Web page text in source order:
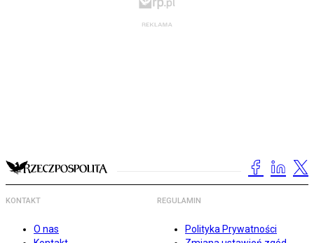
KONTAKT
O nas
REGULAMIN
Polityka Prywatności